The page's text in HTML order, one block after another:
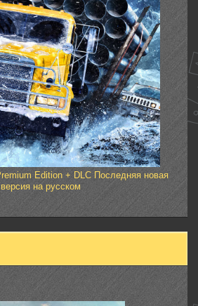
Edition + DLC Последняя новая
версия на русском